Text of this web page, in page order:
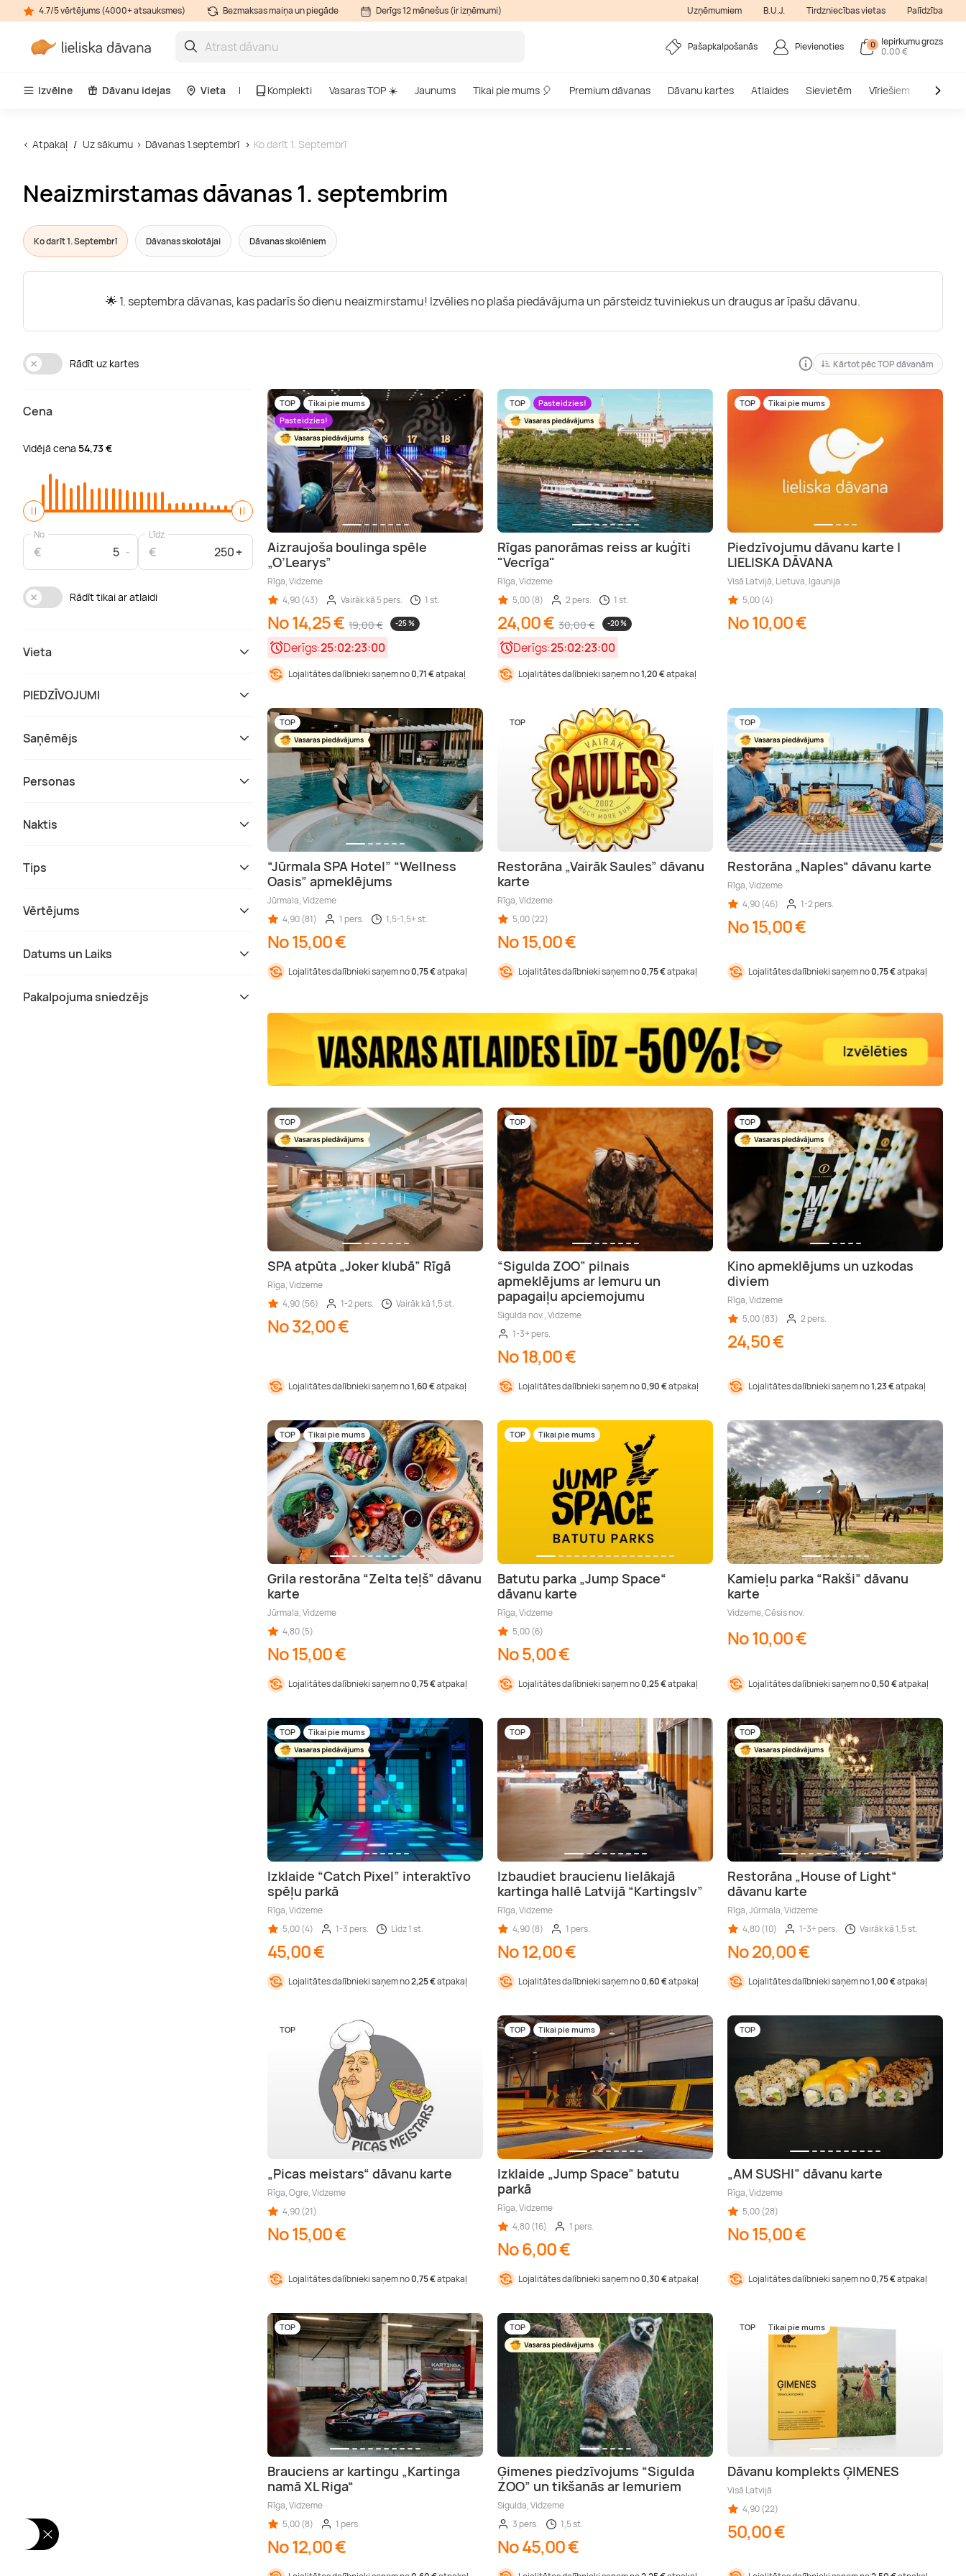
4.7/5 vērtējums (4000+ atsauksmes) Bezmaksas maiņa un piegāde Derīgs 12 mēnešus (ir izņēmumi) Uzņēmumiem B.U.J. Tirdzniecības vietas Palīdzība
Pašapkalpošanās Pievienoties 0
Iepirkumu grozs
0,00 €
Izvēlne Dāvanu idejas Vieta Komplekti Vasaras TOP ☀️ Jaunums Tikai pie mums 🎈 Premium dāvanas Dāvanu kartes Atlaides Sievietēm Vīriešiem Outlet
Atpakaļ Uz sākumu Dāvanas 1.septembrī Ko darīt 1. Septembrī
Neaizmirstamas dāvanas 1. septembrim
Ko darīt 1. Septembrī Dāvanas skolotājai Dāvanas skolēniem
🌟 1. septembra dāvanas, kas padarīs šo dienu neaizmirstamu! Izvēlies no plaša piedāvājuma un pārsteidz tuviniekus un draugus ar īpašu dāvanu.
Rādīt uz kartes Kārtot pēc TOP dāvanām
Cena
Vidējā cena 54,73 €
No
€
Līdz
€
Rādīt tikai ar atlaidi
Vieta
PIEDZĪVOJUMI
Saņēmējs
Personas
Naktis
Tips
Vērtējums
Datums un Laiks
Pakalpojuma sniedzējs
TOP
Tikai pie mums
Pasteidzies!
Aizraujoša boulinga spēle
„O’Learys”
Rīga, Vidzeme
4,90 (43)
Vairāk kā 5 pers. 1 st.
No 14,25 € 19,00 € -25 %
Derīgs:25:02:22:59
Lojalitātes dalībnieki saņem no0,71 €atpakaļ
TOP Pasteidzies!
Rīgas panorāmas reiss ar kuģīti
"Vecrīga"
Rīga, Vidzeme
5,00 (8)
2 pers. 1 st.
24,00 € 30,00 € -20 %
Derīgs:25:02:22:59
Lojalitātes dalībnieki saņem no1,20 €atpakaļ
TOP Tikai pie mums
Piedzīvojumu dāvanu karte |
LIELISKA DĀVANA
Visā Latvijā, Lietuva, Igaunija
5,00 (4)
No 10,00 €
TOP
“Jūrmala SPA Hotel” “Wellness
Oasis” apmeklējums
Jūrmala, Vidzeme
4,90 (81)
1 pers. 1,5-1,5+ st.
No 15,00 €
Lojalitātes dalībnieki saņem no0,75 €atpakaļ
TOP
Restorāna „Vairāk Saules” dāvanu
karte
Rīga, Vidzeme
5,00 (22)
No 15,00 €
Lojalitātes dalībnieki saņem no0,75 €atpakaļ
TOP
Restorāna „Naples“ dāvanu karte
Rīga, Vidzeme
4,90 (46)
1-2 pers.
No 15,00 €
Lojalitātes dalībnieki saņem no0,75 €atpakaļ
TOP
SPA atpūta „Joker klubā” Rīgā
Rīga, Vidzeme
4,90 (56)
1-2 pers. Vairāk kā 1,5 st.
No 32,00 €
Lojalitātes dalībnieki saņem no1,60 €atpakaļ
TOP
“Sigulda ZOO” pilnais
apmeklējums ar lemuru un
papagaiļu apciemojumu
Sigulda nov., Vidzeme
1-3+ pers.
No 18,00 €
Lojalitātes dalībnieki saņem no0,90 €atpakaļ
TOP
Kino apmeklējums un uzkodas
diviem
Rīga, Vidzeme
5,00 (83)
2 pers.
24,50 €
Lojalitātes dalībnieki saņem no1,23 €atpakaļ
TOP Tikai pie mums
Grila restorāna “Zelta teļš” dāvanu
karte
Jūrmala, Vidzeme
4,80 (5)
No 15,00 €
Lojalitātes dalībnieki saņem no0,75 €atpakaļ
TOP Tikai pie mums
Batutu parka „Jump Space“
dāvanu karte
Rīga, Vidzeme
5,00 (6)
No 5,00 €
Lojalitātes dalībnieki saņem no0,25 €atpakaļ
Kamieļu parka “Rakši” dāvanu
karte
Vidzeme, Cēsis nov.
No 10,00 €
Lojalitātes dalībnieki saņem no0,50 €atpakaļ
TOP Tikai pie mums
Izklaide “Catch Pixel” interaktīvo
spēļu parkā
Rīga, Vidzeme
5,00 (4)
1-3 pers. Līdz 1 st.
45,00 €
Lojalitātes dalībnieki saņem no2,25 €atpakaļ
TOP
Izbaudiet braucienu lielākajā
kartinga hallē Latvijā “Kartingslv”
Rīga, Vidzeme
4,90 (8)
1 pers.
No 12,00 €
Lojalitātes dalībnieki saņem no0,60 €atpakaļ
TOP
Restorāna „House of Light“
dāvanu karte
Rīga, Jūrmala, Vidzeme
4,80 (10)
1-3+ pers. Vairāk kā 1,5 st.
No 20,00 €
Lojalitātes dalībnieki saņem no1,00 €atpakaļ
TOP
„Picas meistars“ dāvanu karte
Rīga, Ogre, Vidzeme
4,90 (21)
No 15,00 €
Lojalitātes dalībnieki saņem no0,75 €atpakaļ
TOP Tikai pie mums
Izklaide „Jump Space” batutu
parkā
Rīga, Vidzeme
4,80 (16)
1 pers.
No 6,00 €
Lojalitātes dalībnieki saņem no0,30 €atpakaļ
TOP
„AM SUSHI” dāvanu karte
Rīga, Vidzeme
5,00 (28)
No 15,00 €
Lojalitātes dalībnieki saņem no0,75 €atpakaļ
TOP
Brauciens ar kartingu „Kartinga
namā XL Riga“
Rīga, Vidzeme
5,00 (8)
1 pers.
No 12,00 €
TOP
Ģimenes piedzīvojums “Sigulda
ZOO” un tikšanās ar lemuriem
Sigulda, Vidzeme
3 pers.
1,5 st.
No 45,00 €
TOP Tikai pie mums
Dāvanu komplekts ĢIMENES
Visā Latvijā
4,90 (22)
50,00 €